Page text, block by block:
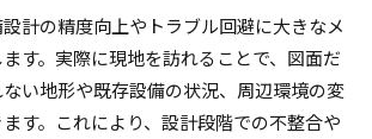
計の精度向上やトラブル回避に大きなメ
す。実際に現地を訪れることで、図面だ
い地形や既存設備の状況、周辺環境の変
す。これにより、設計段階での不整合や